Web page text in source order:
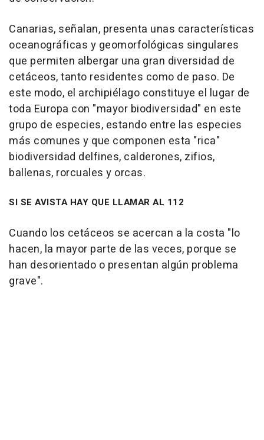
Canarias, señalan, presenta unas características
oceanográficas y geomorfológicas singulares
que permiten albergar una gran diversidad de
cetáceos, tanto residentes como de paso. De
este modo, el archipiélago constituye el lugar de
toda Europa con "mayor biodiversidad" en este
grupo de especies, estando entre las especies
más comunes y que componen esta "rica"
biodiversidad delfines, calderones, zifios,
ballenas, rorcuales y orcas.
SI SE AVISTA HAY QUE LLAMAR AL 112
Cuando los cetáceos se acercan a la costa "lo
hacen, la mayor parte de las veces, porque se
han desorientado o presentan algún problema
grave".